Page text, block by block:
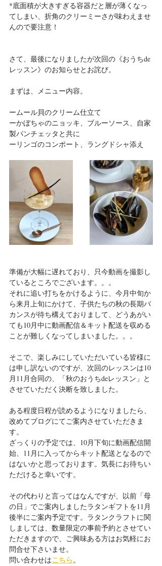
*底面積が大きすぎる容器だと層が薄くなっ
てしまい、折角のクリーミーさが味わえませ
んので要注意！
さて、最後になりましたが次回の《おうちde
レッスン》のお知らせとお詫び。
まずは、メニュー内容。
ームール貝のクリーム仕立て
ーかぼちゃのニョッキ、ブルーソース、自家
製パンチェッタと共に
ーリンゴのコンポート、ラングドシャ添え
準備が大幅に遅れており、只今動画を撮影し
ているところでございます。。。
それに追い打ちをかけるように、今月中旬か
ら来月上旬にかけて、子供たちの秋の長期バ
カンスが待ち構えておりまして、どうあがい
ても10月中に動画配信＆キット配送を収める
ことが難しくなってしまいました。。。
そこで、楽しみにしていただいている皆様に
は申し訳ないのですが、次回のレッスンは10
月11月合同の、「秋のおうちdeレッスン」と
させていただく決断を致しました。
ある程度日程が読めるようになりましたら、
改めてブログにてご案内させていただきま
す。
ざっくりの予定では、10月下旬に動画配信開
始、11月に入ってからキット配送となるので
はないかと思っております。気長にお待ちい
ただけると幸いです。
その代わりと言ってはなんですが、以前「母
の日」でご案内しましたラタンギフトを11月
後半にご案内予定です。ラタンクラフトに関
しましては、数量限定の事前予約とさせてい
ただきますので、ご興味ある方はお気軽にお
問合せ下さいませ。
問い合わせはこちら。